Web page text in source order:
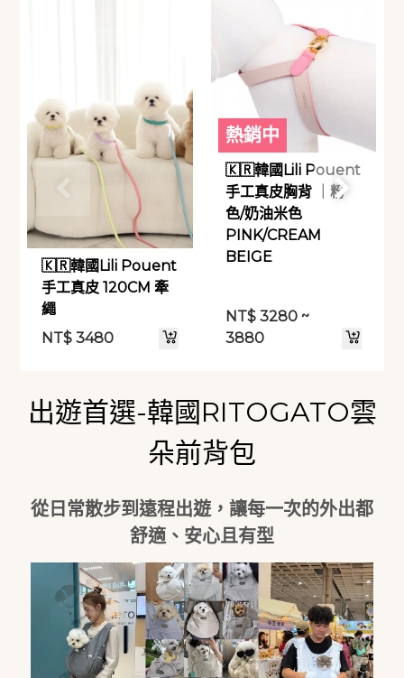
🇰🇷韓國Lili Pouent
手工真皮 120CM 牽
繩
NT$ 3480
熱銷中
🇰🇷韓國Lili Pouent
手工真皮胸背 ｜粉
色/奶油米色
PINK/CREAM
BEIGE
NT$3280 ~
3880
出遊首選-韓國RITOGATO雲
朵前背包
從日常散步到遠程出遊，讓每一次的外出都
舒適、安心且有型